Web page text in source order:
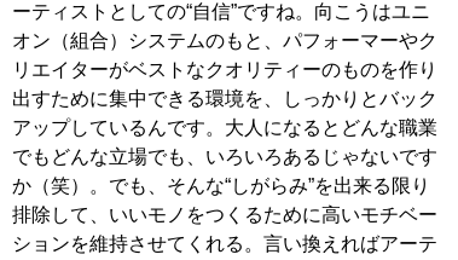
ーティストとしての“自信”ですね。向こうはユニ
オン（組合）システムのもと、パフォーマーやク
リエイターがベストなクオリティーのものを作り
出すために集中できる環境を、しっかりとバック
アップしているんです。大人になるとどんな職業
でもどんな立場でも、いろいろあるじゃないです
か（笑）。でも、そんな“しがらみ”を出来る限り
排除して、いいモノをつくるために高いモチベー
ションを維持させてくれる。言い換えればアーテ